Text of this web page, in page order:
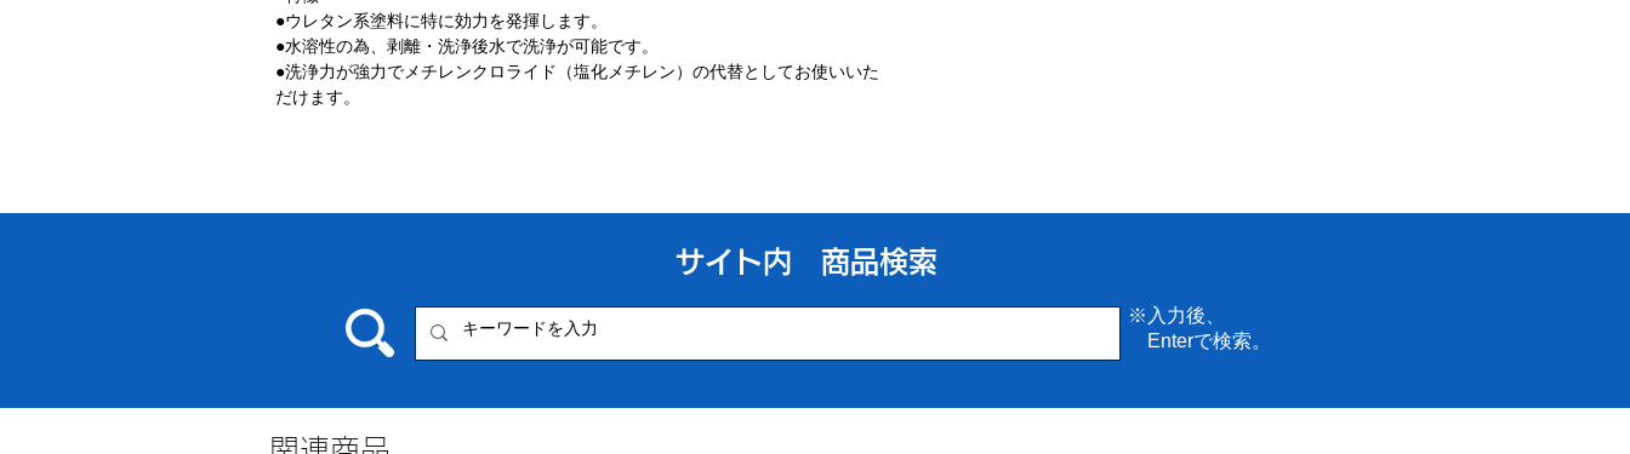
●ウレタン系塗料に特に効力を発揮します。
●水溶性の為、剥離・洗浄後水で洗浄が可能です。
●洗浄力が強力でメチレンクロライド（塩化メチレン）の代替としてお使いいた
だけます。
​サイト内 商品検索
※入力後、
Enterで検索。